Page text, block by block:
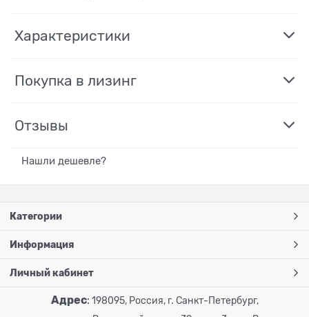
Характеристики
Покупка в лизинг
Отзывы
Нашли дешевле?
Категории
Информация
Личный кабинет
Адрес: 198095, Россия, г. Санкт-Петербург,